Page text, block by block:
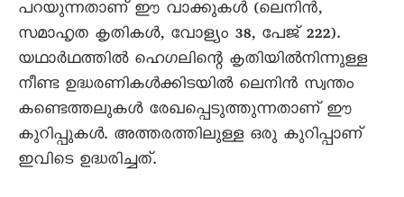
പറയുന്നതാണ് ഈ വാക്കുകൾ (ലെനിൻ,
സമാഹൃത കൃതികൾ, വോള്യം 38, പേജ് 222).
യഥാർഥത്തിൽ ഹെഗലിന്റെ കൃതിയിൽനിന്നുള്ള
നീണ്ട ഉദ്ധരണികൾക്കിടയിൽ ലെനിൻ സ്വന്തം
കണ്ടെത്തലുകൾ രേഖപ്പെടുത്തുന്നതാണ് ഈ
കുറിപ്പുകൾ. അത്തരത്തിലുള്ള ഒരു കുറിപ്പാണ്
ഇവിടെ ഉദ്ധരിച്ചത്.